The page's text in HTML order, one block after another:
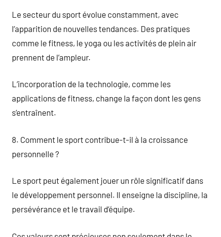
Le secteur du sport évolue constamment, avec
l’apparition de nouvelles tendances. Des pratiques
comme le fitness, le yoga ou les activités de plein air
prennent de l’ampleur.
L’incorporation de la technologie, comme les
applications de fitness, change la façon dont les gens
s’entraînent.
8. Comment le sport contribue-t-il à la croissance
personnelle ?
Le sport peut également jouer un rôle significatif dans
le développement personnel. Il enseigne la discipline, la
persévérance et le travail d’équipe.